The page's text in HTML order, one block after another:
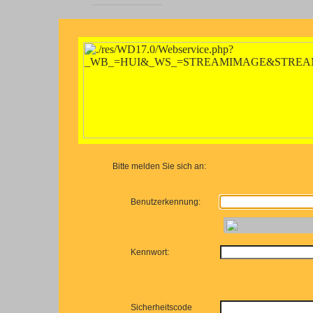
Bitte melden Sie sich an:
Benutzerkennung:
Kennwort:
Sicherheitscode